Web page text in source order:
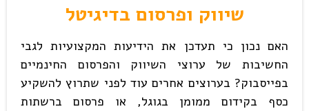
שיווק ופרסום בדיגיטל
האם נכון כי תעדכן את הידיעות המקצועיות לגבי
החשיבות של ערוצי השיווק והפרסום החינמיים
בפייסבוק? בערוצים אחרים עוד לפני שתרוץ להשקיע
כסף בקידום ממומן בגוגל, או פרסום ברשתות